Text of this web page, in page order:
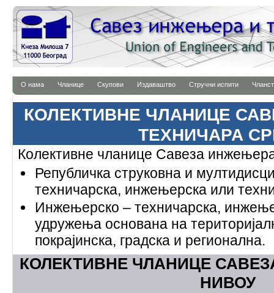
О нама Чланице Скупови Издаваштво Стручни испити
КОЛЕКТИВНЕ ЧЛАНИЦЕ
ТЕХНИЧАРА
Колективне чланице Савеза
Републичка струковна и
техничарска, инжењерска или
Инжењерско – техничарска,
удружења основана на
покрајинска, градска и регионална.
КОЛЕКТИВНЕ ЧЛАНИЦЕ
НИВОУ